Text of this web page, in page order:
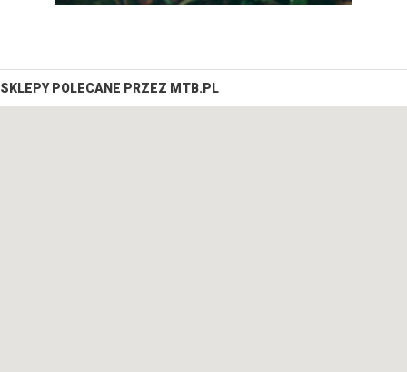
SKLEPY POLECANE PRZEZ MTB.PL